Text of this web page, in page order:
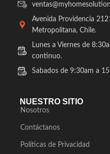
Avenida Providencia
Metropolitana, Chile.
Lunes a Viernes de
continuo.
Sabados de 9:30am a
NUESTRO SITIO
Nosotros
Contáctanos
Políticas de Privacidad